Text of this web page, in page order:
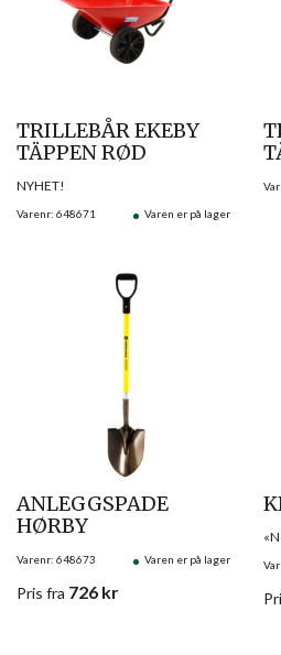
TRILLEBÅR EKEBY
TÄPPEN RØD
Varenr: 648671 Varen er på lager
NYHET!
ANLEGGSPADE
HØRBY
Varenr: 648673 Varen er på lager
Pris fra 726 kr